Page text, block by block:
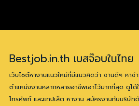
Bestjob.in.th เบสจ๊อบในไทย
เว็บไซต์หางานแนวใหม่ที่มีแนวคิดว่า งานดีๆ หาง่
ตำแหน่งงานหลากหลายอาชีพเอาไว้มากที่สุด ดูไ
โทรศัพท์ และแทปเล็ต หางาน สมัครงานกับบริษัท